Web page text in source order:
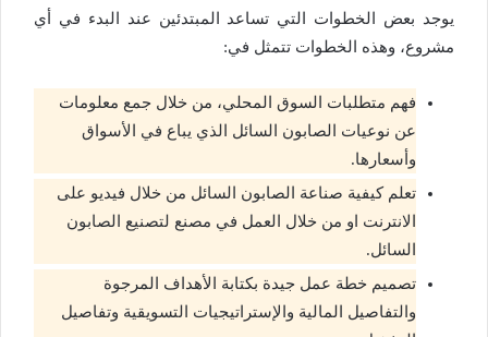
يوجد بعض الخطوات التي تساعد المبتدئين عند البدء في أي
مشروع، وهذه الخطوات تتمثل في:
فهم متطلبات السوق المحلي، من خلال جمع معلومات
عن نوعيات الصابون السائل الذي يباع في الأسواق
وأسعارها.
تعلم كيفية صناعة الصابون السائل من خلال فيديو على
الانترنت او من خلال العمل في مصنع لتصنيع الصابون
السائل.
تصميم خطة عمل جيدة بكتابة الأهداف المرجوة
والتفاصيل المالية والإستراتيجيات التسويقية وتفاصيل